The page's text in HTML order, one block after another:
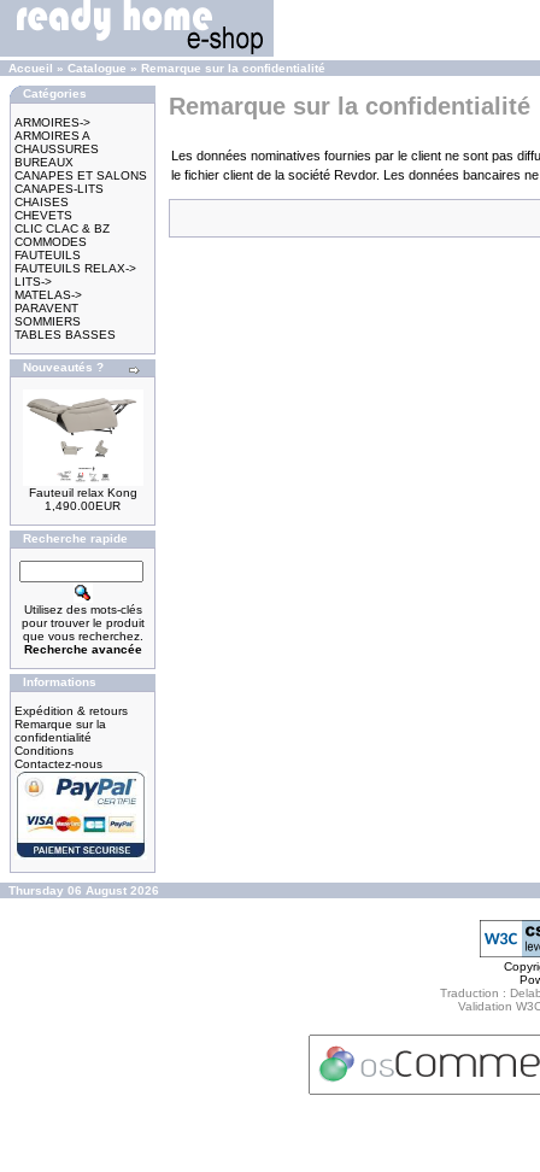
Accueil » Catalogue » Remarque sur la confidentialité
Catégories
ARMOIRES->
ARMOIRES A
CHAUSSURES
BUREAUX
CANAPES ET SALONS
CANAPES-LITS
CHAISES
CHEVETS
CLIC CLAC & BZ
COMMODES
FAUTEUILS
FAUTEUILS RELAX->
LITS->
MATELAS->
PARAVENT
SOMMIERS
TABLES BASSES
Nouveautés ?
Fauteuil relax Kong
1,490.00EUR
Recherche rapide
Utilisez des mots-clés
pour trouver le produit
que vous recherchez.
Recherche avancée
Informations
Expédition & retours
Remarque sur la
confidentialité
Conditions
Contactez-nous
Remarque sur la confidentialité
Les données nominatives fournies par le client ne sont pas
le fichier client de la société Revdor. Les données bancaires
Thursday 06 August 2026
Traduction :
Validation